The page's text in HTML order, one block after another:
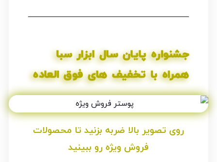
جشنواره پایان سال ابزار سبا
همراه با تخفیف های فوق العاده
روی تصویر بالا ضربه بزنید تا محصولات
فروش ویژه رو ببینید